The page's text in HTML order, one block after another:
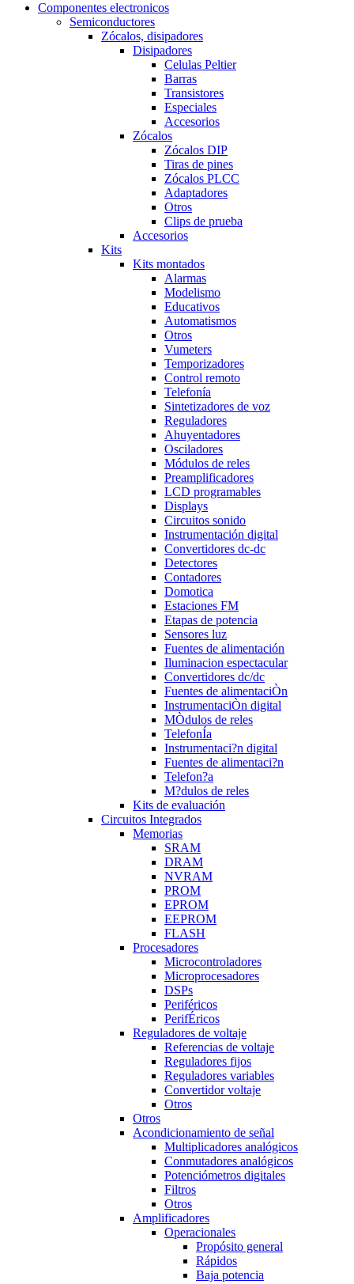
Componentes electronicos
Semiconductores
Zócalos, disipadores
Disipadores
Celulas Peltier
Barras
Transistores
Especiales
Accesorios
Zócalos
Zócalos DIP
Tiras de pines
Zócalos PLCC
Adaptadores
Otros
Clips de prueba
Accesorios
Kits
Kits montados
Alarmas
Modelismo
Educativos
Automatismos
Otros
Vumeters
Temporizadores
Control remoto
Telefonía
Sintetizadores de voz
Reguladores
Ahuyentadores
Osciladores
Módulos de reles
Preamplificadores
LCD programables
Displays
Circuitos sonido
Instrumentación digital
Convertidores dc-dc
Detectores
Contadores
Domotica
Estaciones FM
Etapas de potencia
Sensores luz
Fuentes de alimentación
Iluminacion espectacular
Convertidores dc/dc
Fuentes de alimentaciÒn
InstrumentaciÒn digital
MÒdulos de reles
TelefonÍa
Instrumentaci?n digital
Fuentes de alimentaci?n
Telefon?a
M?dulos de reles
Kits de evaluación
Circuitos Integrados
Memorias
SRAM
DRAM
NVRAM
PROM
EPROM
EEPROM
FLASH
Procesadores
Microcontroladores
Microprocesadores
DSPs
Periféricos
PerifÉricos
Reguladores de voltaje
Referencias de voltaje
Reguladores fijos
Reguladores variables
Convertidor voltaje
Otros
Otros
Acondicionamiento de señal
Multiplicadores analógicos
Conmutadores analógicos
Potenciómetros digitales
Filtros
Otros
Amplificadores
Operacionales
Propósito general
Rápidos
Baja potencia